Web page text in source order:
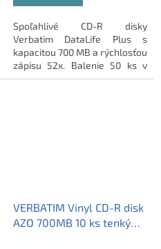
Spoľahlivé CD-R disky
Verbatim DataLife Plus s
kapacitou 700 MB a rýchlosťou
zápisu 52x. Balenie 50 ks v
cake boxe pre bezpečné
VERBATIM Vinyl CD-R disk
AZO 700MB 10 ks tenký